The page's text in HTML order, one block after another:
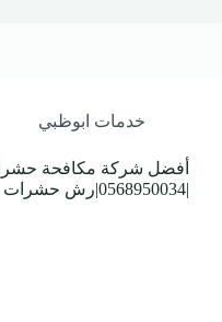
خدمات ابوظبي
أفضل شركة مكافحة
|0568950034|رش حشرات